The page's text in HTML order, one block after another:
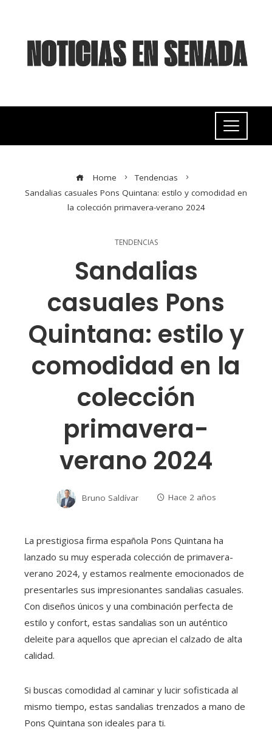
Home
Tendencias
Sandalias casuales Pons Quintana: estilo y comodidad en
la colección primavera-verano 2024
TENDENCIAS
Sandalias
casuales Pons
Quintana: estilo y
comodidad en la
colección
primavera-
verano 2024
Bruno Saldívar Hace 2 años
La prestigiosa firma española Pons Quintana ha
lanzado su muy esperada colección de primavera-
verano 2024, y estamos realmente emocionados de
presentarles sus impresionantes sandalias casuales.
Con diseños únicos y una combinación perfecta de
estilo y confort, estas sandalias son un auténtico
deleite para aquellos que aprecian el calzado de alta
calidad.
Si buscas comodidad al caminar y lucir sofisticada al
mismo tiempo, estas sandalias trenzados a mano de
Pons Quintana son ideales para ti.